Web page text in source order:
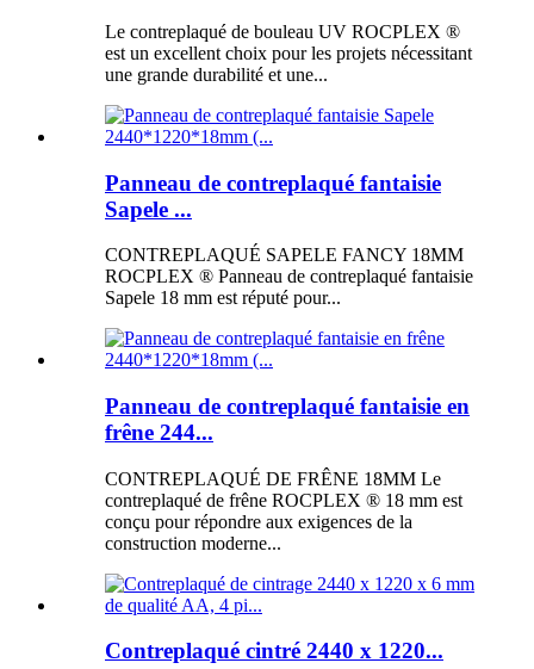
Le contreplaqué de bouleau UV ROCPLEX ®
est un excellent choix pour les projets nécessitant
une grande durabilité et une...
Panneau de contreplaqué fantaisie
Sapele ...
CONTREPLAQUÉ SAPELE FANCY 18MM
ROCPLEX ® Panneau de contreplaqué fantaisie
Sapele 18 mm est réputé pour...
Panneau de contreplaqué fantaisie en
frêne 244...
CONTREPLAQUÉ DE FRÊNE 18MM Le
contreplaqué de frêne ROCPLEX ® 18 mm est
conçu pour répondre aux exigences de la
construction moderne...
Contreplaqué cintré 2440 x 1220...